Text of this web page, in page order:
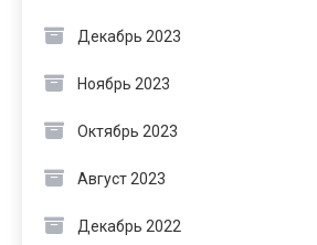
Декабрь 2023
Ноябрь 2023
Октябрь 2023
Август 2023
Декабрь 2022